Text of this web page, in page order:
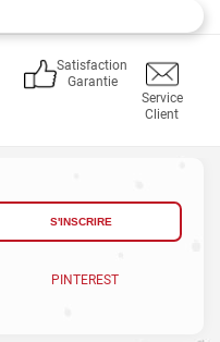
Satisfaction
Garantie
Service
Client
S'INSCRIRE
PINTEREST